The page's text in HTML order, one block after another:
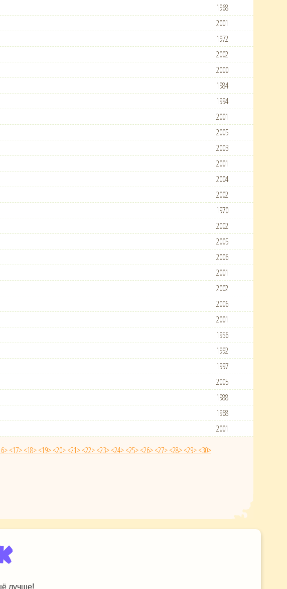
1968
2001
1972
2002
2000
1984
1994
2001
2005
2003
2001
2004
2002
1970
2002
2005
2006
2001
2002
2006
2001
1956
1992
1997
2005
1988
1968
2001
<17><18><19><20><21><22><23><24><25><26><27><28><29><30>
лучше!